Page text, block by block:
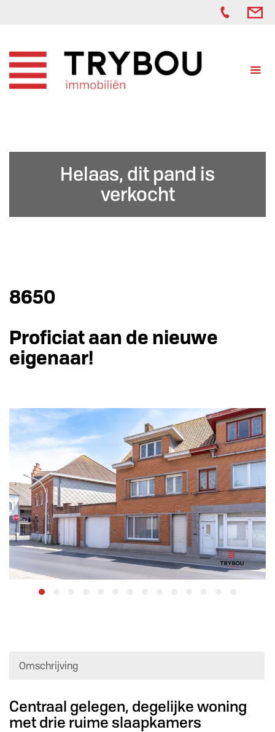
Helaas, dit pand is
verkocht
8650
Proficiat aan de nieuwe
eigenaar!
Omschrijving
Omschrijving
Centraal gelegen, degelijke woning
met drie ruime slaapkamers